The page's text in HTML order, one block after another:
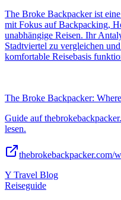
The Broke Backpacker ist
mit Fokus auf Backpacking,
unabhängige Reisen. Ihr
Stadtviertel zu vergleichen
komfortable Reisebasis
The Broke Backpacker:
Guide auf
lesen.
thebrokebackpacker.com/
Y Travel Blog
Reiseguide